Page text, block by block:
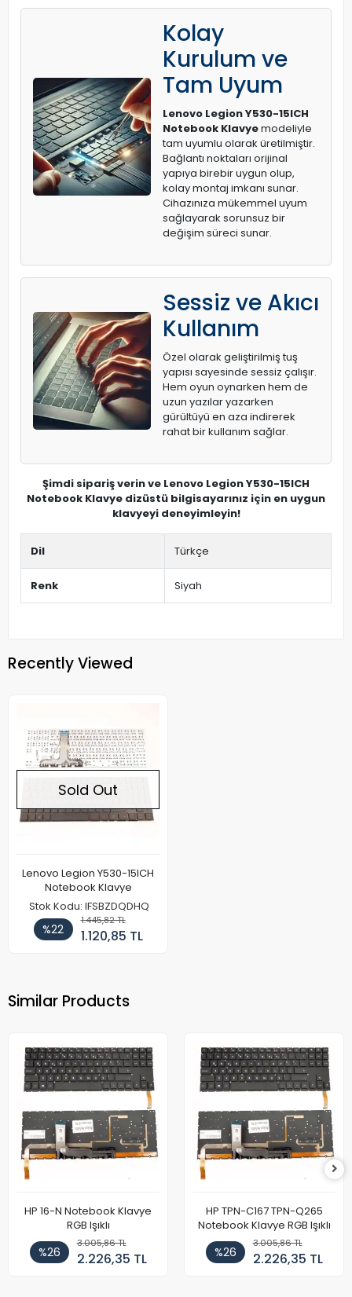
Kolay
Kurulum ve
Tam Uyum
Lenovo Legion Y530-15ICH
Notebook Klavyemodeliyle
tam uyumlu olarak üretilmiştir.
Bağlantı noktaları orijinal
yapıya birebir uygun olup,
kolay montaj imkanı sunar.
Cihazınıza mükemmel uyum
sağlayarak sorunsuz bir
değişim süreci sunar.
Sessiz ve Akıcı
Kullanım
Özel olarak geliştirilmiş tuş
yapısı sayesinde sessiz çalışır.
Hem oyun oynarken hem de
uzun yazılar yazarken
gürültüyü en aza indirerek
rahat bir kullanım sağlar.
Şimdi sipariş verin ve Lenovo Legion Y530-15ICH
Notebook Klavye dizüstü bilgisayarınız için en uygun
klavyeyi deneyimleyin!
Dil Türkçe
Renk Siyah
Recently Viewed
Sold Out
Lenovo Legion Y530-15ICH
Notebook Klavye
Stok Kodu: IFSBZDQDHQ
%22
1.445,82 TL
1.120,85 TL
Similar Products
HP 16-N Notebook Klavye
RGB Işıklı
%26
3.005,86 TL
2.226,35 TL
HP TPN-C167 TPN-Q265
Notebook Klavye RGB Işıklı
%26
3.005,86 TL
2.226,35 TL